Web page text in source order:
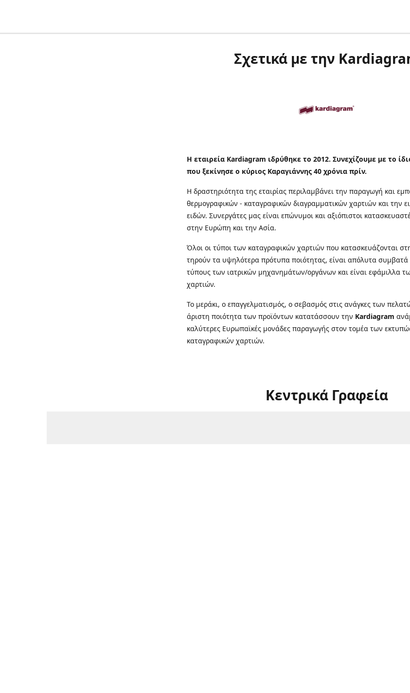
Σχετικά με την
Η εταιρεία Kardiagram ιδρύθηκε το 2012. Συνεχίζουμε με το
που ξεκίνησε ο κύριος Καραγιάννης 40 χρόνια πρίν.
Η δραστηριότητα της εταιρίας περιλαμβάνει την παραγωγή και
θερμογραφικών - καταγραφικών διαγραμματικών χαρτιών και την
ειδών. Συνεργάτες μας είναι επώνυμοι και αξιόπιστοι
στην Ευρώπη και την Ασία.
Όλοι οι τύποι των καταγραφικών χαρτιών που κατασκευάζονται
τηρούν τα υψηλότερα πρότυπα ποιότητας, είναι απόλυτα συμβατά
τύπους των ιατρικών μηχανημάτων/οργάνων και είναι εφάμιλλα
χαρτιών.
Το μεράκι, ο επαγγελματισμός, ο σεβασμός στις ανάγκες των
άριστη ποιότητα των προϊόντων κατατάσσουν την Kardiagram
καλύτερες Ευρωπαϊκές μονάδες παραγωγής στον τομέα των
καταγραφικών χαρτιών.
Κεντρικά Γραφεία